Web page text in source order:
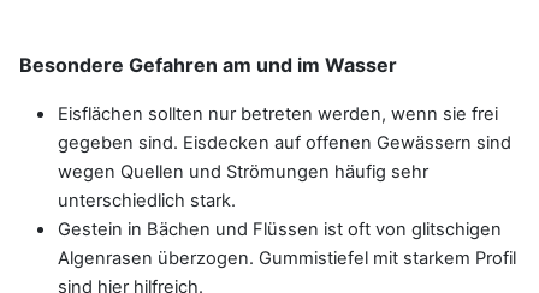
Besondere Gefahren am und im Wasser
Eisflächen sollten nur betreten werden, wenn sie frei
gegeben sind. Eisdecken auf offenen Gewässern sind
wegen Quellen und Strömungen häufig sehr
unterschiedlich stark.
Gestein in Bächen und Flüssen ist oft von glitschigen
Algenrasen überzogen. Gummistiefel mit starkem Profil
sind hier hilfreich.